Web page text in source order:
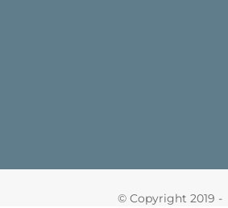
© Copyright 2019 -